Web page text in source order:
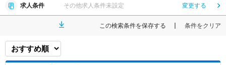
求人条件 その他求人条件未設定 変更する
この検索条件を保存する 条件をクリア